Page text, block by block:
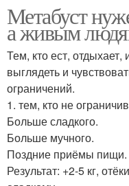
Метабуст
а живым
Тем, кто ест,
выглядеть и
ограничений.
1. тем, кто не
Больше сладкого.
Больше мучного.
Поздние приёмы пищи.
Результат: +2-5 кг,